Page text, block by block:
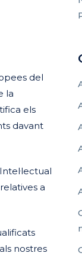
del
la
els
davant
a
nostres